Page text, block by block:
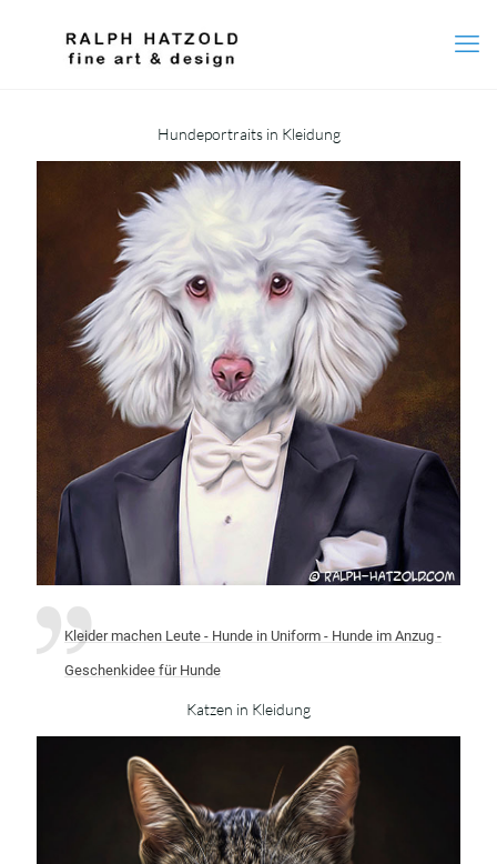
Hundeportraits in Kleidung
Kleider machen Leute - Hunde in Uniform - Hunde im Anzug -
Geschenkidee für Hunde
Katzen in Kleidung